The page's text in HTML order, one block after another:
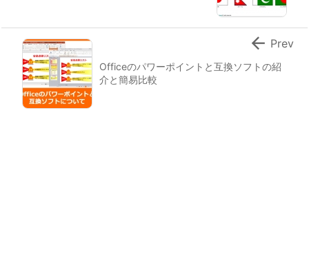
Officeのパワーポイントと互換ソフトの紹
介と簡易比較
 Prev